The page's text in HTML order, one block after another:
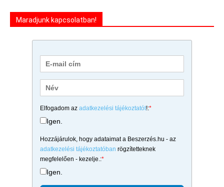
Maradjunk kapcsolatban!
Elfogadom az adatkezelési tájékoztatót!:*
Igen.
Hozzájárulok, hogy adataimat a Beszerzés.hu - az
adatkezelési tájékoztatóban rögzítetteknek
megfelelően - kezelje.:*
Igen.